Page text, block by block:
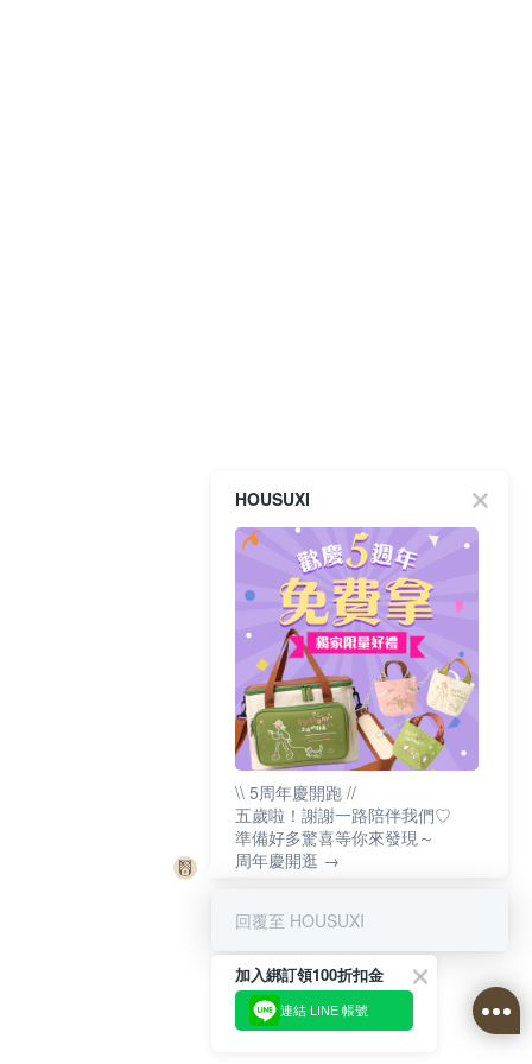
HOUSUXI
\\ 5周年慶開跑 //
五歲啦！謝謝一路陪伴我們♡
準備好多驚喜等你來發現～
周年慶開逛 →
回覆至 HOUSUXI
加入綁訂領100折扣金
連結 LINE 帳號